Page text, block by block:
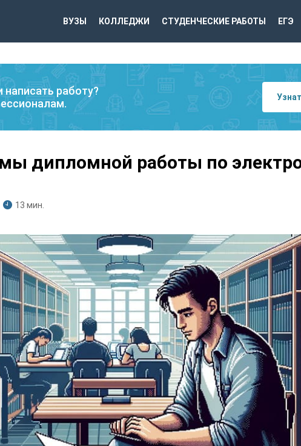
ВУЗЫ КОЛЛЕДЖИ СТУДЕНЧЕСКИЕ РАБОТЫ ЕГЭ
написать работу?
дипломной работы по
13 мин.